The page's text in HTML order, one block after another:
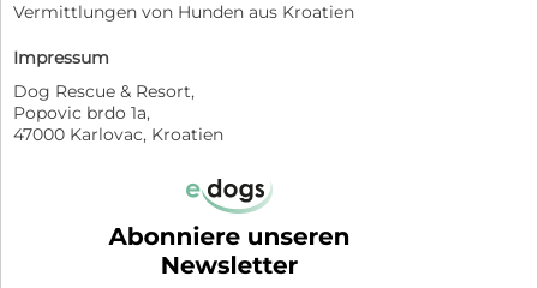
Vermittlungen von Hunden aus Kroatien
Impressum
Dog Rescue & Resort,
Popovic brdo 1a,
47000 Karlovac, Kroatien